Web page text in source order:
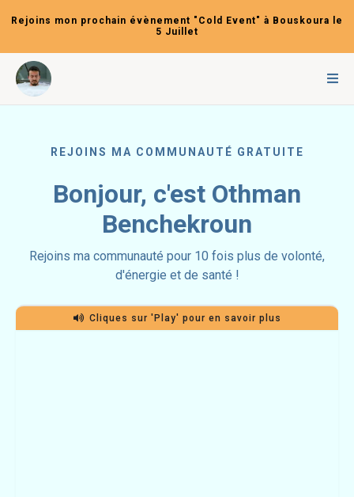
Rejoins mon prochain évènement "Cold Event" à Bouskoura le
5 Juillet
REJOINS MA COMMUNAUTÉ GRATUITE
Bonjour, c'est Othman
Benchekroun
Rejoins ma communauté pour 10 fois plus de volonté,
d'énergie et de santé !
Cliques sur 'Play' pour en savoir plus